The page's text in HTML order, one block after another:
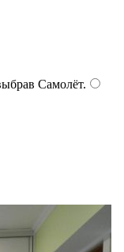
Самолёт.